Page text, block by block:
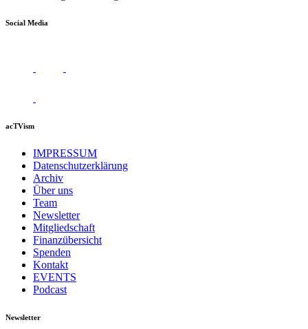
Social Media
acTVism
IMPRESSUM
Datenschutzerklärung
Archiv
Über uns
Team
Newsletter
Mitgliedschaft
Finanzübersicht
Spenden
Kontakt
EVENTS
Podcast
Newsletter